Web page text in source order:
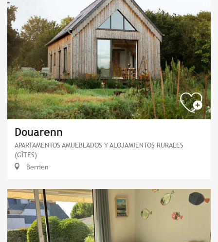
Douarenn
APARTAMENTOS AMUEBLADOS Y ALOJAMIENTOS RURALES
(GÎTES)
Berrien